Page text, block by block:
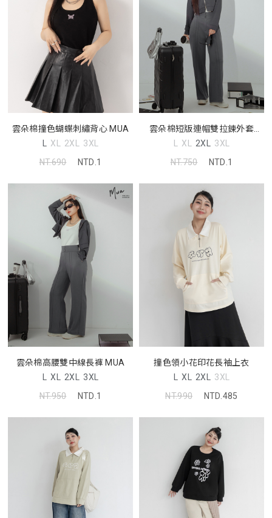
雲朵棉撞色蝴蝶刺繡背心 MUA
L XL 2XL 3XL
NT.690
NTD.1
雲朵棉短版連帽雙拉鍊外套
MUA
L XL 2XL 3XL
NT.750
NTD.1
雲朵棉高腰雙中線長褲 MUA
L XL 2XL 3XL
NT.950
NTD.1
撞色領小花印花長袖上衣
L XL 2XL 3XL
NT.990
NTD.485